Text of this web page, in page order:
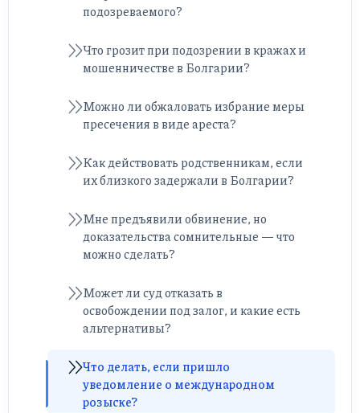
подозреваемого?
Что грозит при подозрении в кражах и
мошенничестве в Болгарии?
Можно ли обжаловать избрание меры
пресечения в виде ареста?
Как действовать родственникам, если
их близкого задержали в Болгарии?
Мне предъявили обвинение, но
доказательства сомнительные — что
можно сделать?
Может ли суд отказать в
освобождении под залог, и какие есть
альтернативы?
Что делать, если пришло
уведомление о международном
розыске?